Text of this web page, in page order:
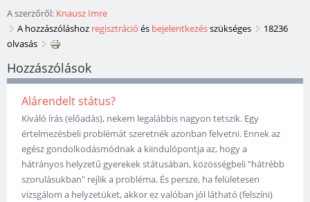
A szerzőről: Knausz Imre
A hozzászóláshoz regisztráció és bejelentkezésszükséges
18236
olvasás
Hozzászólások
Alárendelt státus?
Kiváló írás (előadás), nekem legalábbis nagyon tetszik. Egy
értelmezésbeli problémát szeretnék azonban felvetni. Ennek az
egész gondolkodásmódnak a kiindulópontja az, hogy a
hátrányos helyzetű gyerekek státusában, közösségbeli "hátrébb
szorulásukban" rejlik a probléma. És persze, ha felületesen
vizsgálom a helyzetüket, akkor ez valóban jól látható (felszíni)